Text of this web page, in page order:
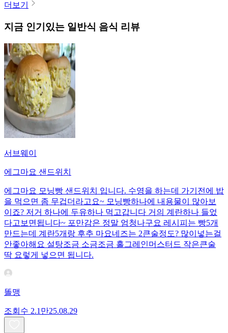
더보기
지금 인기있는 일반식 음식 리뷰
서브웨이
에그마요 샌드위치
에그마요 모닝빵 샌드위치 입니다. 수영을 하는데 가기전에 밥
을 먹으면 좀 무겁더라고요~ 모닝빵하나에 내용물이 많아보
이죠? 저거 하나에 두유하나 먹고갑니다 거의 계란하나 들었
다고보면됩니다~ 포만감은 정말 엄청나구요 레시피는 빵5개
만드는데 계란5개랑 후추 마요네즈는 2큰술정도? 많이넣는걸
안좋아해요 설탕조금 소금조금 홀그레인머스터드 작은큰술
딱 요렇게 넣으면 됩니다.
똘맹
조회수 2.1만25.08.29